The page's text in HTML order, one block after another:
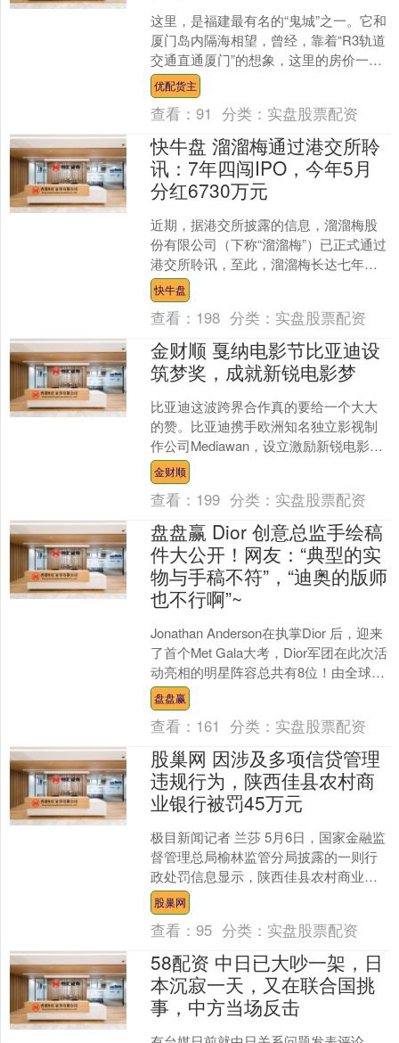
这里，是福建最有名的“鬼城”之一。它和
厦门岛内隔海相望，曾经，靠着“R3轨道
交通直通厦门”的想象，这里的房价一度
冲到接近两万一平。 只是，“R3”没等
来，房价先....
优配货主
查看：91 分类： 实盘股票配资
快牛盘 溜溜梅通过港交所聆
讯：7年四闯IPO，今年5月
分红6730万元
近期，据港交所披露的信息，溜溜梅股
份有限公司（下称“溜溜梅”）已正式通过
港交所聆讯，至此，溜溜梅长达七年、
历经A股撤单、三次港股递表的上市路终
于迎来关键突破。 ....
快牛盘
查看： 198 分类： 实盘股票配资
金财顺 戛纳电影节比亚迪设
筑梦奖，成就新锐电影梦
比亚迪这波跨界合作真的要给一个大大
的赞。比亚迪携手欧洲知名独立影视制
作公司Mediawan，设立激励新锐电影人
才的奖项筑梦奖（Build Your Dream ....
金财顺
查看： 199 分类： 实盘股票配资
盘盘赢 Dior 创意总监手绘稿
件大公开！网友：“典型的实
物与手稿不符”，“迪奥的版师
也不行啊”~
Jonathan Anderson在执掌Dior 后，迎来
了首个Met Gala大考，Dior军团在此次活
动亮相的明星阵容总共有8位！由全球品
牌大使 Jisoo....
盘盘赢
查看： 161 分类： 实盘股票配资
股巢网 因涉及多项信贷管理
违规行为，陕西佳县农村商
业银行被罚45万元
极目新闻记者 兰莎 5月6日，国家金融监
督管理总局榆林监管分局披露的一则行
政处罚信息显示，陕西佳县农村商业银
行股份有限公司（以下简称陕西佳县农
村商业银行）因涉及....
股巢网
查看：95 分类： 实盘股票配资
58配资 中日已大吵一架，日
本沉寂一天，又在联合国挑
事，中方当场反击